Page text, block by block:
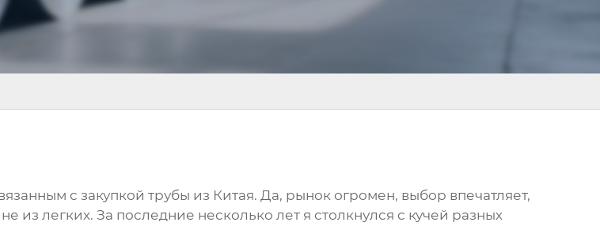
с закупкой трубы из Китая. Да, рынок огромен, выбор впечатляет,
из легких. За последние несколько лет я столкнулся с кучей разных